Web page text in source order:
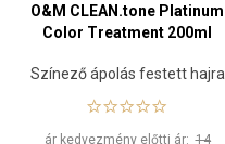
O&M CLEAN.tone Platinum
Color Treatment 200ml
Színező ápolás festett hajra
ár kedvezmény előtti ár:14